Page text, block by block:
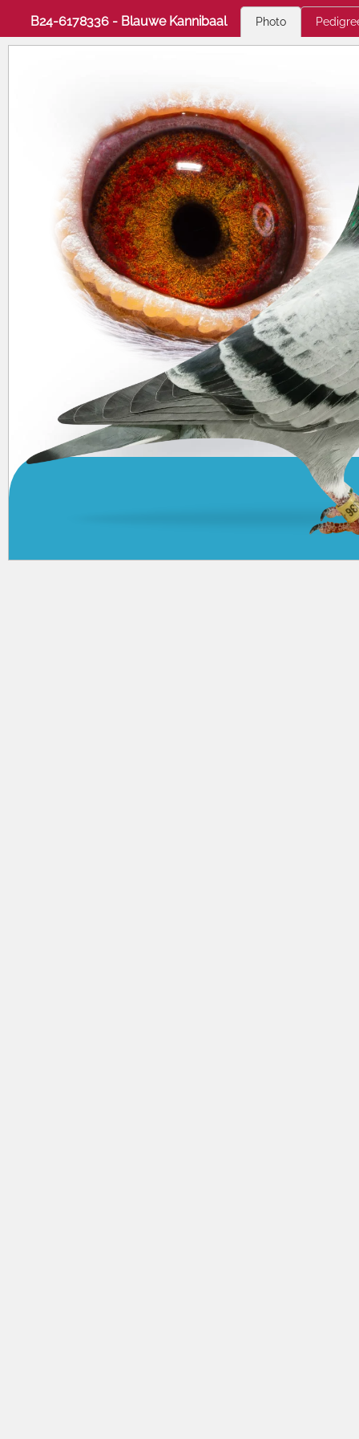
B24-6178336 - Blauwe Kannibaal Photo